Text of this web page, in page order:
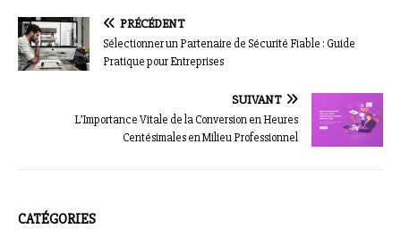
PRÉCÉDENT
Sélectionner un Partenaire de Sécurité Fiable : Guide
Pratique pour Entreprises
SUIVANT
L’Importance Vitale de la Conversion en Heures
Centésimales en Milieu Professionnel
CATÉGORIES